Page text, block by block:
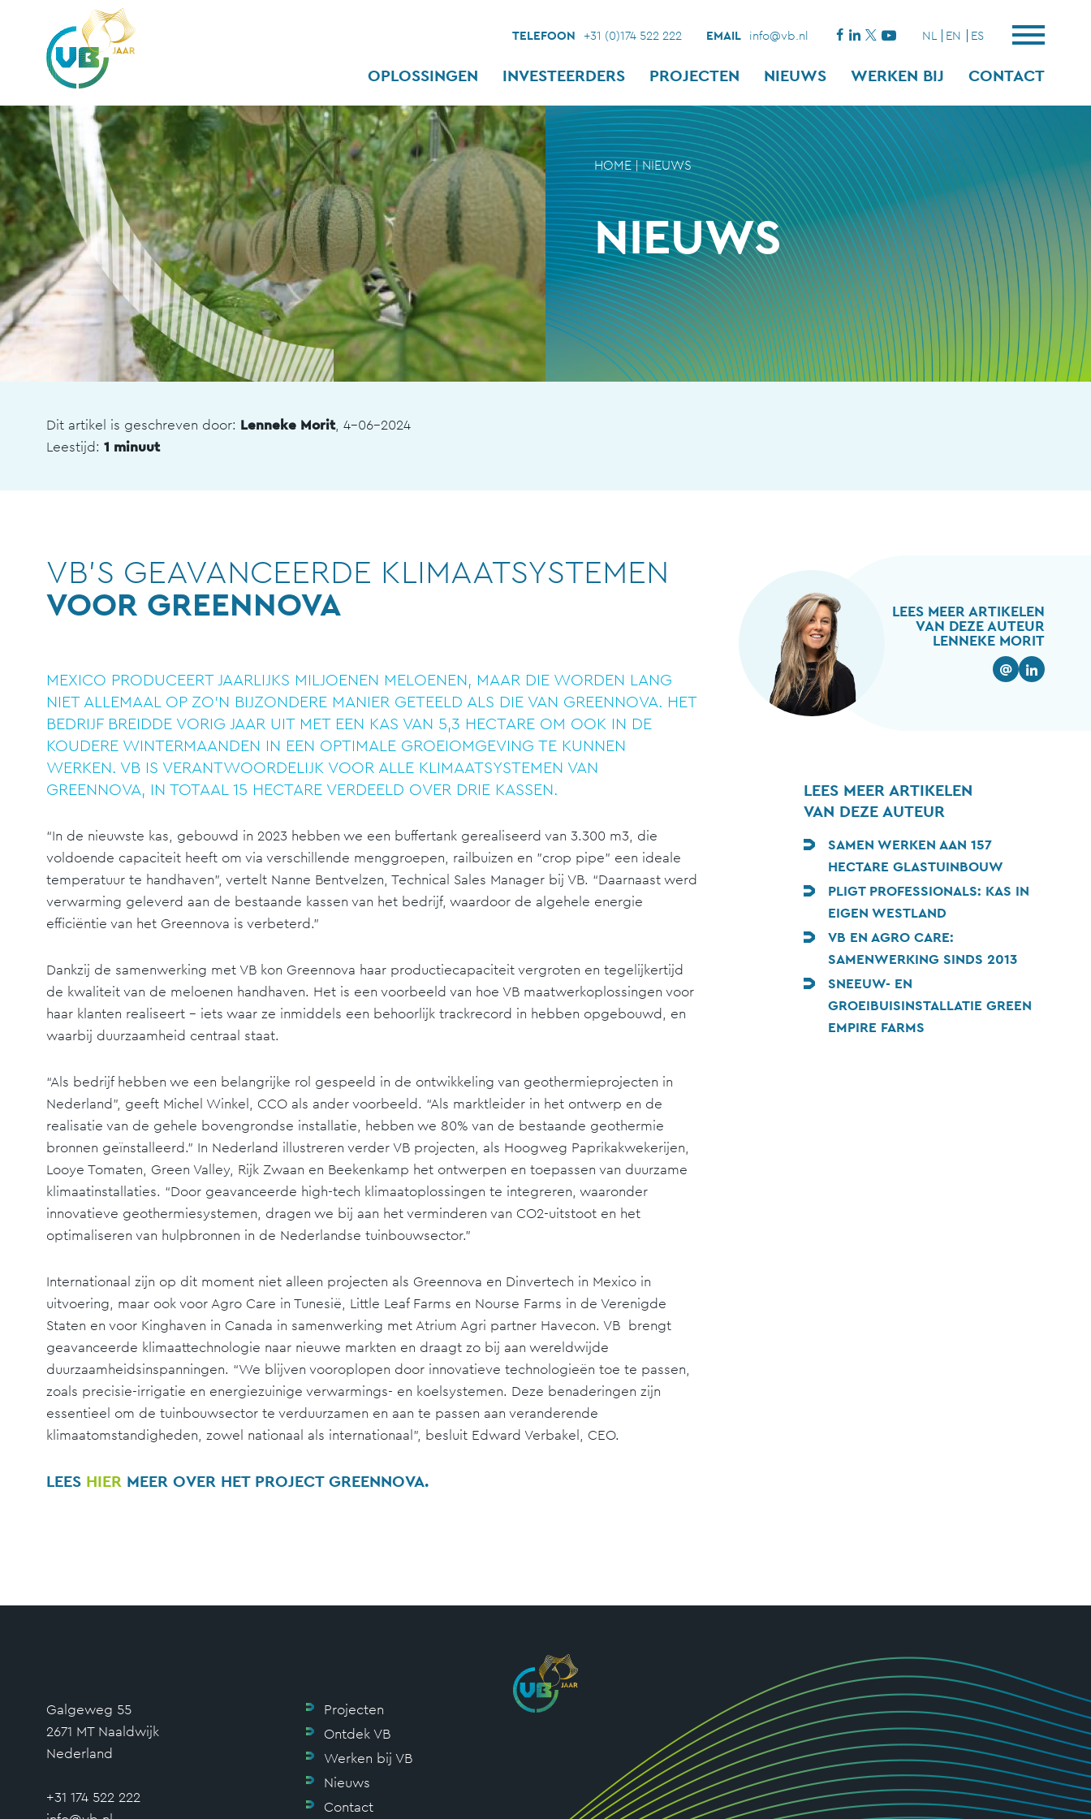
TELEFOON +31 (0)174 522 222 EMAIL info@vb.nl NL EN ES
OPLOSSINGEN INVESTEERDERS PROJECTEN NIEUWS WERKEN BIJ CONTACT
NIEUWS
HOME|NIEUWS
Dit artikel is geschreven door: Lenneke Morit, 4-06-2024
Leestijd: 1 minuut
VB'S GEAVANCEERDE KLIMAATSYSTEMEN
VOOR GREENNOVA
MEXICO PRODUCEERT JAARLIJKS MILJOENEN MELOENEN, MAAR DIE WORDEN LANG
NIET ALLEMAAL OP ZO'N BIJZONDERE MANIER GETEELD ALS DIE VAN GREENNOVA. HET
BEDRIJF BREIDDE VORIG JAAR UIT MET EEN KAS VAN 5,3 HECTARE OM OOK IN DE
KOUDERE WINTERMAANDEN IN EEN OPTIMALE GROEIOMGEVING TE KUNNEN
WERKEN. VB IS VERANTWOORDELIJK VOOR ALLE KLIMAATSYSTEMEN VAN
GREENNOVA, IN TOTAAL 15 HECTARE VERDEELD OVER DRIE KASSEN.
“In de nieuwste kas, gebouwd in 2023 hebben we een buffertank gerealiseerd van 3.300 m3, die
voldoende capaciteit heeft om via verschillende menggroepen, railbuizen en "crop pipe" een ideale
temperatuur te handhaven”, vertelt Nanne Bentvelzen, Technical Sales Manager bij VB. “Daarnaast werd
verwarming geleverd aan de bestaande kassen van het bedrijf, waardoor de algehele energie
efficiëntie van het Greennova is verbeterd.”
Dankzij de samenwerking met VB kon Greennova haar productiecapaciteit vergroten en tegelijkertijd
de kwaliteit van de meloenen handhaven. Het is een voorbeeld van hoe VB maatwerkoplossingen voor
haar klanten realiseert – iets waar ze inmiddels een behoorlijk trackrecord in hebben opgebouwd, en
waarbij duurzaamheid centraal staat.
“Als bedrijf hebben we een belangrijke rol gespeeld in de ontwikkeling van geothermieprojecten in
Nederland”, geeft Michel Winkel, CCO als ander voorbeeld. “Als marktleider in het ontwerp en de
realisatie van de gehele bovengrondse installatie, hebben we 80% van de bestaande geothermie
bronnen geïnstalleerd.” In Nederland illustreren verder VB projecten, als Hoogweg Paprikakwekerijen,
Looye Tomaten, Green Valley, Rijk Zwaan en Beekenkamp het ontwerpen en toepassen van duurzame
klimaatinstallaties. “Door geavanceerde high-tech klimaatoplossingen te integreren, waaronder
innovatieve geothermiesystemen, dragen we bij aan het verminderen van CO2-uitstoot en het
optimaliseren van hulpbronnen in de Nederlandse tuinbouwsector.”
Internationaal zijn op dit moment niet alleen projecten als Greennova en Dinvertech in Mexico in
uitvoering, maar ook voor Agro Care in Tunesië, Little Leaf Farms en Nourse Farms in de Verenigde
Staten en voor Kinghaven in Canada in samenwerking met Atrium Agri partner Havecon. VB brengt
geavanceerde klimaattechnologie naar nieuwe markten en draagt zo bij aan wereldwijde
duurzaamheidsinspanningen. “We blijven vooroplopen door innovatieve technologieën toe te passen,
zoals precisie-irrigatie en energiezuinige verwarmings- en koelsystemen. Deze benaderingen zijn
essentieel om de tuinbouwsector te verduurzamen en aan te passen aan veranderende
klimaatomstandigheden, zowel nationaal als internationaal”, besluit Edward Verbakel, CEO.
LEES HIER MEER OVER HET PROJECT GREENNOVA.
LEES MEER ARTIKELEN
VAN DEZE AUTEUR
LENNEKE MORIT
LEES MEER ARTIKELEN
VAN DEZE AUTEUR
SAMEN WERKEN AAN 157
HECTARE GLASTUINBOUW
PLIGT PROFESSIONALS: KAS IN
EIGEN WESTLAND
VB EN AGRO CARE:
SAMENWERKING SINDS 2013
SNEEUW- EN
GROEIBUISINSTALLATIE GREEN
EMPIRE FARMS
Galgeweg 55
2671 MT Naaldwijk
Nederland
+31 174 522 222
Projecten
Ontdek VB
Werken bij VB
Nieuws
Contact